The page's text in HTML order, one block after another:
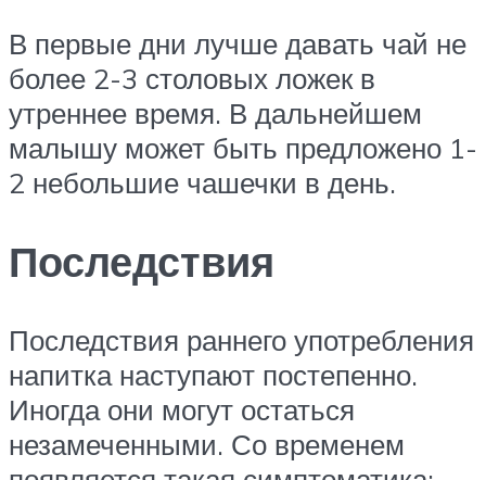
В первые дни лучше давать чай не
более 2-3 столовых ложек в
утреннее время. В дальнейшем
малышу может быть предложено 1-
2 небольшие чашечки в день.
Последствия
Последствия раннего употребления
напитка наступают постепенно.
Иногда они могут остаться
незамеченными. Со временем